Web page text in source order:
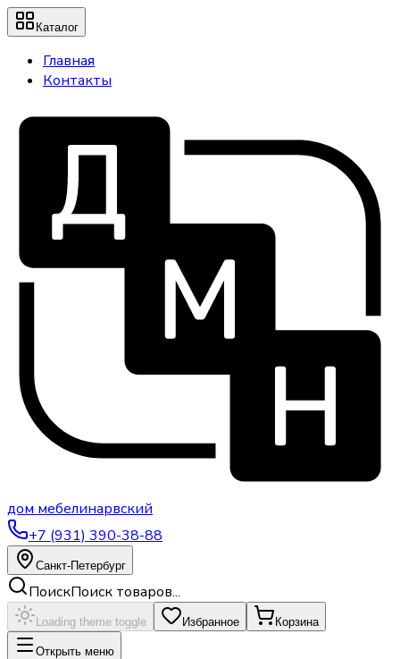
Каталог
Главная
Контакты
дом мебелинарвский
+7 (931) 390-38-88
Санкт-Петербург
ПоискПоиск товаров...
Loading theme toggle Избранное Корзина
Открыть меню